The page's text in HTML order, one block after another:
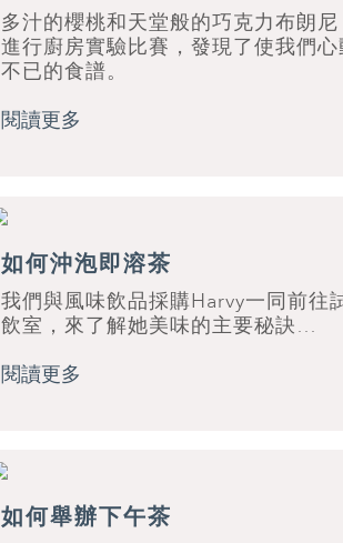
多汁的櫻桃和天堂般的巧克力布朗尼
進行廚房實驗比賽，發現了使我們心
不已的食譜。
閱讀更多
如何沖泡即溶茶
我們與風味飲品採購Harvy一同前往
飲室，來了解她美味的主要秘訣…
閱讀更多
如何舉辦下午茶